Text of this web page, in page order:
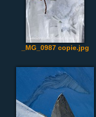
_MG_0987 copie.jpg